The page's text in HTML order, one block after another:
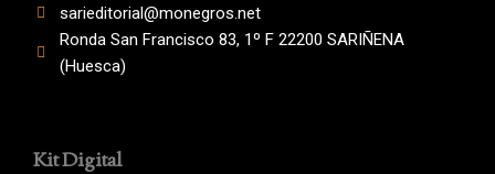
sarieditorial@monegros.net
Ronda San Francisco 83, 1º F 22200 SARIÑENA
(Huesca)
Kit Digital